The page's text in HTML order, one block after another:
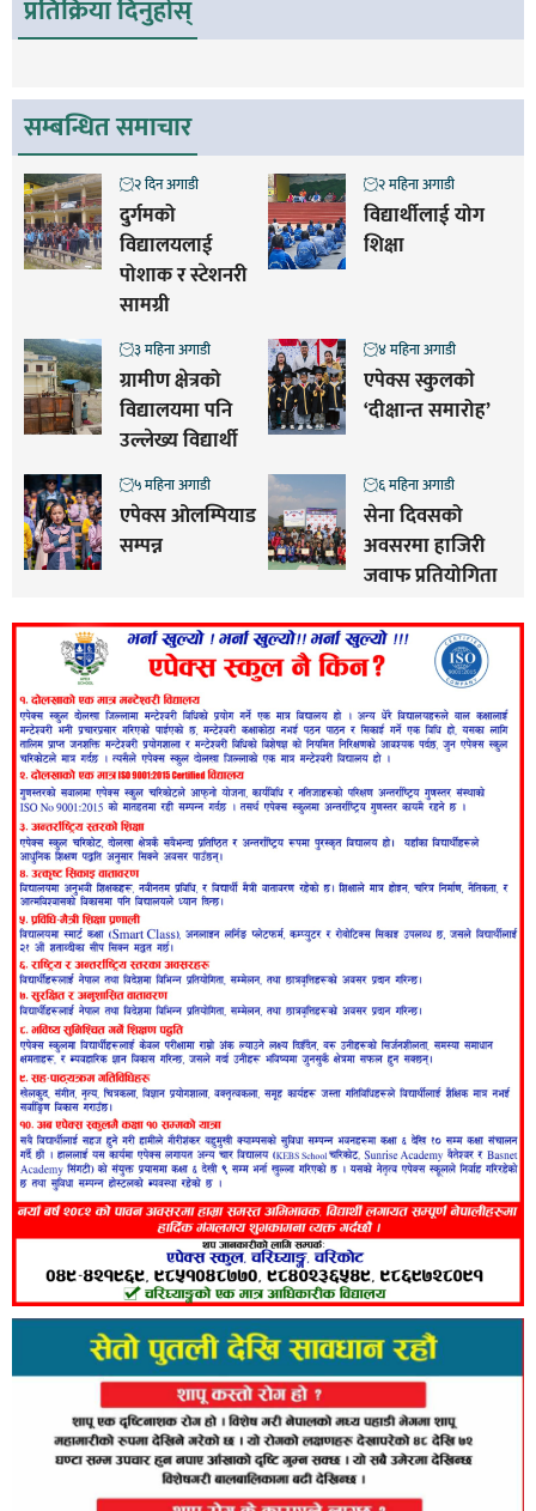
प्रतिक्रिया दिनुहोस्
सम्बन्धित समाचार
दुर्गमको
विद्यालयलाई
पोशाक र स्टेशनरी
सामग्री
२ दिन अगाडी
विद्यार्थीलाई योग
शिक्षा
२ महिना अगाडी
ग्रामीण क्षेत्रको
विद्यालयमा पनि
उल्लेख्य विद्यार्थी
३ महिना अगाडी
एपेक्स स्कुलकाे
‘दीक्षान्त समारोह’
४ महिना अगाडी
एपेक्स ओलम्पियाड
सम्पन्न
५ महिना अगाडी
सेना दिवसको
अवसरमा हाजिरी
जवाफ प्रतियोगिता
६ महिना अगाडी